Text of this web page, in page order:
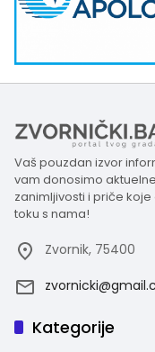
Vaš pouzdan izvor
vam donosimo
zanimljivosti i priče
toku s nama!
Zvornik, 75400
Kategorije